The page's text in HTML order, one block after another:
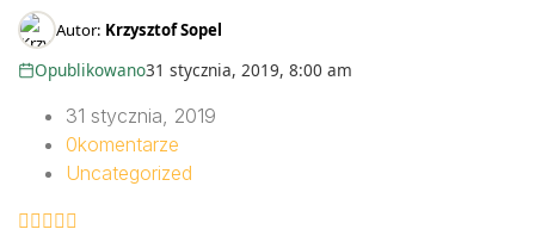
Autor: Krzysztof Sopel
Opublikowano31 stycznia, 2019, 8:00 am
31 stycznia, 2019
0komentarze
Uncategorized